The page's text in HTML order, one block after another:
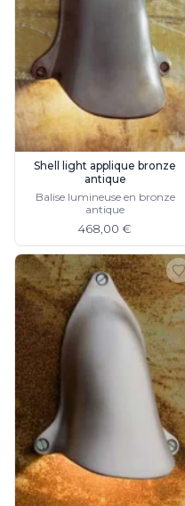
Suspension
Classique
Applique
Lampadaire
Lampe de table
Lustre
Extérieur
Applique d'extérieur
Balise d'extérieur
Lampadaire d'extérieur
Lampe d'extérieur
Plafonnier d'extérieur
Spot & projecteur d'extérieur
Suspension d'extérieur
Tapis
Tapis contemporain
Tapis en peau
Enfants
Luminaire enfant
Autres
Miroir
Rangement
Table d'appoint
Accessoires
Accessoires luminaire
Ampoule
Shell light applique bronze
antique
Balise lumineuse en bronze
antique
468,00 €